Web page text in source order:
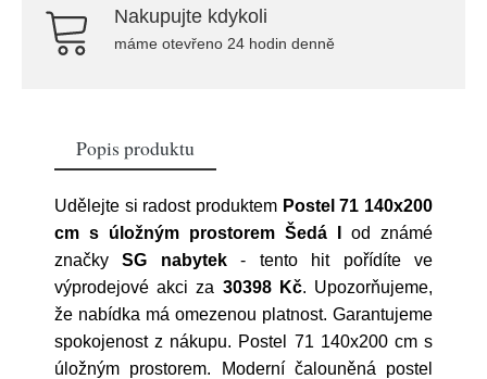
Nakupujte kdykoli
máme otevřeno 24 hodin denně
Popis produktu
Udělejte si radost produktem Postel 71 140x200
cm s úložným prostorem Šedá I
od známé
značkySG nabytek- tento hit pořídíte ve
výprodejové akci za 30398 Kč. Upozorňujeme,
že nabídka má omezenou platnost. Garantujeme
spokojenost z nákupu. Postel 71 140x200 cm s
úložným prostorem. Moderní čalouněná postel